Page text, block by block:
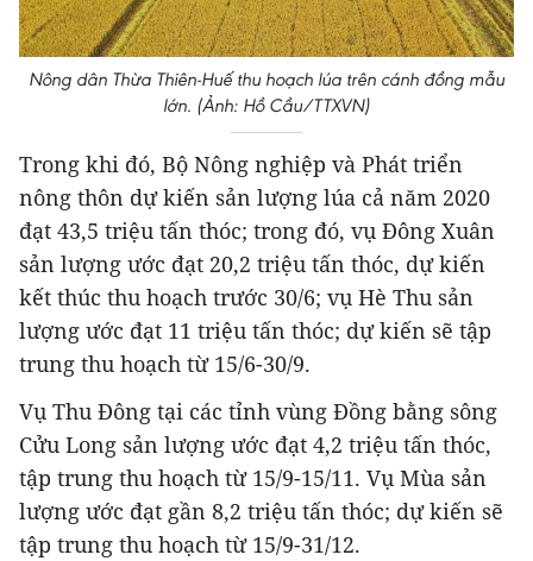
Nông dân Thừa Thiên-Huế thu hoạch lúa trên cánh đồng mẫu
lớn. (Ảnh: Hồ Cầu/TTXVN)
Trong khi đó, Bộ Nông nghiệp và Phát triển
nông thôn dự kiến sản lượng lúa cả năm 2020
đạt 43,5 triệu tấn thóc; trong đó, vụ Đông Xuân
sản lượng ước đạt 20,2 triệu tấn thóc, dự kiến
kết thúc thu hoạch trước 30/6; vụ Hè Thu sản
lượng ước đạt 11 triệu tấn thóc; dự kiến sẽ tập
trung thu hoạch từ 15/6-30/9.
Vụ Thu Đông tại các tỉnh vùng Đồng bằng sông
Cửu Long sản lượng ước đạt 4,2 triệu tấn thóc,
tập trung thu hoạch từ 15/9-15/11. Vụ Mùa sản
lượng ước đạt gần 8,2 triệu tấn thóc; dự kiến sẽ
tập trung thu hoạch từ 15/9-31/12.